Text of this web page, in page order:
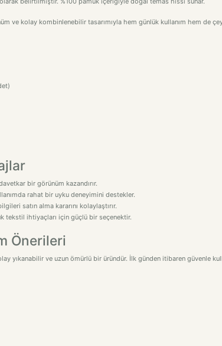
ve kolay kombinlenebilir tasarımıyla hem günlük kullanım hem de
bir görünüm kazandırır.
rahat bir uyku deneyimini destekler.
satın alma kararını kolaylaştırır.
tekstil ihtiyaçları için güçlü bir seçenektir.
Önerileri
yıkanabilir ve uzun ömürlü bir üründür. İlk günden itibaren güvenle